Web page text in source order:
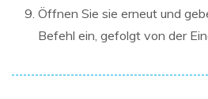
Öffnen Sie sie erneut und
Befehl ein, gefolgt von der